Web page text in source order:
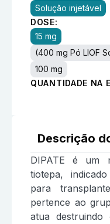
Solução injetável
DOSE:
15 mg
(400 mg Pó LIOF
100 mg
QUANTIDADE NA
Descrição
DIPATE é um
tiotepa,
para
pertence ao
atua destruindo